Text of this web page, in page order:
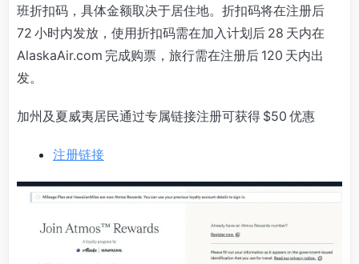
班折扣码，具体金额取决于居住地。折扣码将在注册后
72 小时内发放，使用折扣码需在加入计划后 28 天内在
AlaskaAir.com 完成购票，旅行需在注册后 120 天内出
发。
加州及夏威夷居民通过专属链接注册可获得 $50 优惠
注册链接